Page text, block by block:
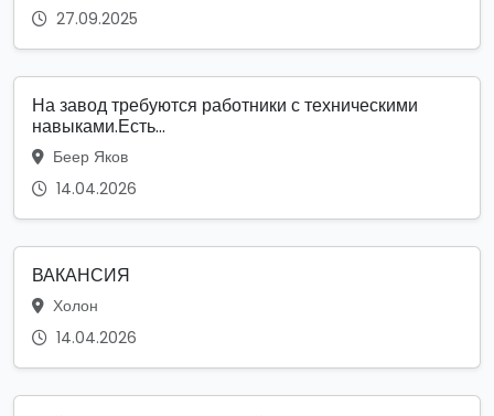
27.09.2025
На завод требуются работники с техническими
навыками.Есть...
Беер Яков
14.04.2026
ВАКАНСИЯ
Холон
14.04.2026